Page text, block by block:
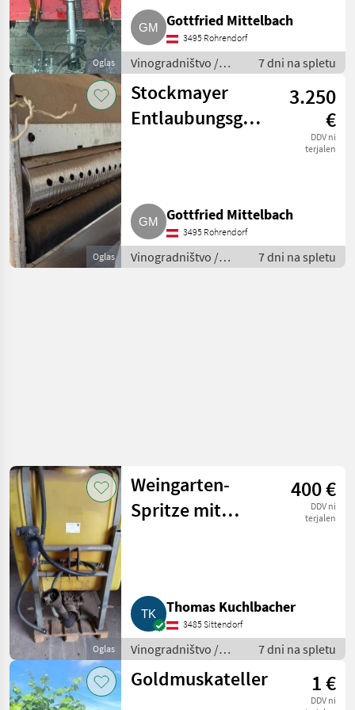
Oglas
Gottfried Mittelbach
3495 Rohrendorf
Vinogradništvo /
Drugi stroji za
vinogradništvo
7 dni na spletu
Oglas
Stockmayer
Entlaubungsgerät,
3.250
€
DDV ni
terjalen
Gottfried Mittelbach
3495 Rohrendorf
Vinogradništvo /
Drugi stroji za
7 dni na spletu
Oglas
Weingarten-
Spritze mit
400 €
DDV ni
terjalen
Thomas Kuchlbacher
3485 Sittendorf
Vinogradništvo /
Drugi stroji za
vinogradništvo
7 dni na spletu
Goldmuskateller 1 €
DDV ni